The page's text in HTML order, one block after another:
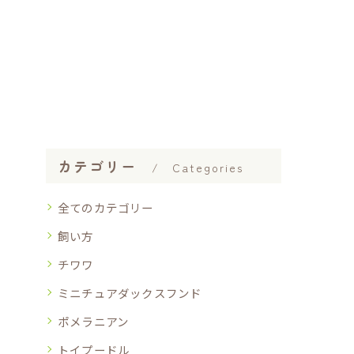
カテゴリー Categories
全てのカテゴリー
飼い方
チワワ
ミニチュアダックスフンド
ポメラニアン
トイプードル